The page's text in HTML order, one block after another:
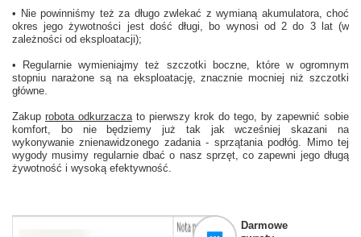
• Nie powinniśmy też za długo zwlekać z wymianą akumulatora, choć
okres jego żywotności jest dość długi, bo wynosi od 2 do 3 lat (w
zależności od eksploatacji);
• Regularnie wymieniajmy też szczotki boczne, które w ogromnym
stopniu narażone są na eksploatację, znacznie mocniej niż szczotki
główne.
Zakup robota odkurzaczato pierwszy krok do tego, by zapewnić sobie
komfort, bo nie będziemy już tak jak wcześniej skazani na
wykonywanie znienawidzonego zadania - sprzątania podłóg. Mimo tej
wygody musimy regularnie dbać o nasz sprzęt, co zapewni jego długą
żywotność i wysoką efektywność.
Darmowe